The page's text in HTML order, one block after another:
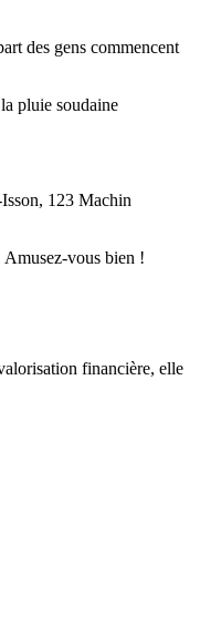
des gens commencent
pluie soudaine
123 Machin
Amusez-vous bien !
financière, elle